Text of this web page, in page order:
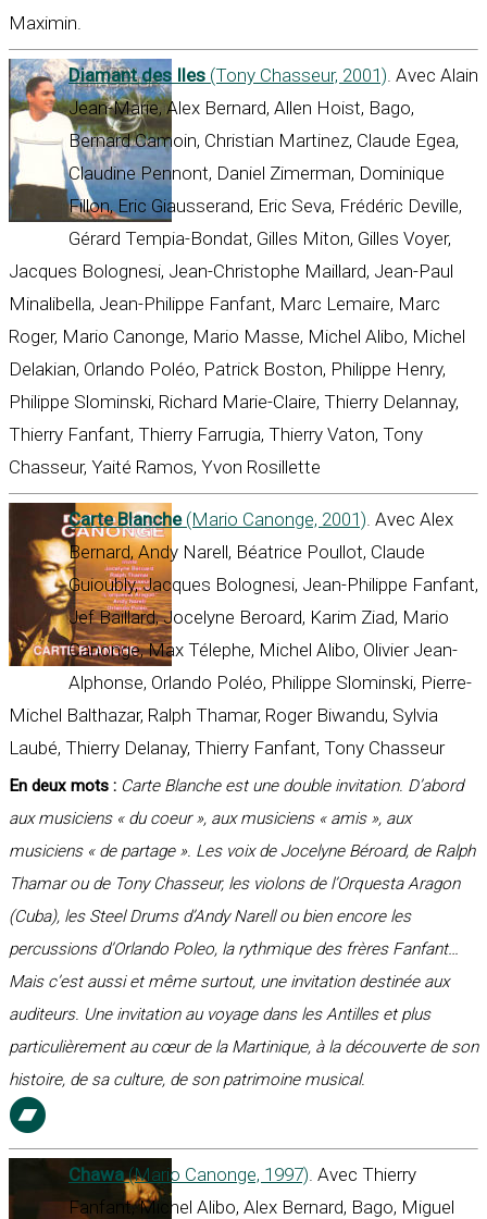
Maximin.
Diamant des Iles (Tony Chasseur, 2001). Avec Alain
Jean-Marie, Alex Bernard, Allen Hoist, Bago,
Bernard Camoin, Christian Martinez, Claude Egea,
Claudine Pennont, Daniel Zimerman, Dominique
Fillon, Eric Giausserand, Eric Seva, Frédéric Deville,
Gérard Tempia-Bondat, Gilles Miton, Gilles Voyer,
Jacques Bolognesi, Jean-Christophe Maillard, Jean-Paul
Minalibella, Jean-Philippe Fanfant, Marc Lemaire, Marc
Roger, Mario Canonge, Mario Masse, Michel Alibo, Michel
Delakian, Orlando Poléo, Patrick Boston, Philippe Henry,
Philippe Slominski, Richard Marie-Claire, Thierry Delannay,
Thierry Fanfant, Thierry Farrugia, Thierry Vaton, Tony
Chasseur, Yaité Ramos, Yvon Rosillette
Carte Blanche(Mario Canonge, 2001). Avec Alex
Bernard, Andy Narell, Béatrice Poullot, Claude
Guioubly, Jacques Bolognesi, Jean-Philippe Fanfant,
Jef Baillard, Jocelyne Beroard, Karim Ziad, Mario
Canonge, Max Télephe, Michel Alibo, Olivier Jean-
Alphonse, Orlando Poléo, Philippe Slominski, Pierre-
Michel Balthazar, Ralph Thamar, Roger Biwandu, Sylvia
Laubé, Thierry Delanay, Thierry Fanfant, Tony Chasseur
En deux mots : Carte Blanche est une double invitation. D’abord
aux musiciens « du coeur », aux musiciens « amis », aux
musiciens « de partage ». Les voix de Jocelyne Béroard, de Ralph
Thamar ou de Tony Chasseur, les violons de l’Orquesta Aragon
(Cuba), les Steel Drums d’Andy Narell ou bien encore les
percussions d’Orlando Poleo, la rythmique des frères Fanfant…
Mais c’est aussi et même surtout, une invitation destinée aux
auditeurs. Une invitation au voyage dans les Antilles et plus
particulièrement au cœur de la Martinique, à la découverte de son
histoire, de sa culture, de son patrimoine musical.
Chawa(Mario Canonge, 1997). Avec Thierry
Fanfant, Michel Alibo, Alex Bernard, Bago, Miguel